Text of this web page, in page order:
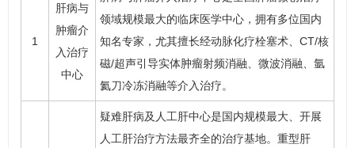
1
肝病与
肿瘤介
入治疗
中心
领域规模最大的临床医学中心，拥有多位国内
知名专家，尤其擅长经动脉化疗栓塞术、CT/核
磁/超声引导实体肿瘤射频消融、微波消融、氩
氦刀冷冻消融等介入治疗。
疑难肝病及人工肝中心是国内规模最大、开展
人工肝治疗方法最齐全的治疗基地。 重型肝